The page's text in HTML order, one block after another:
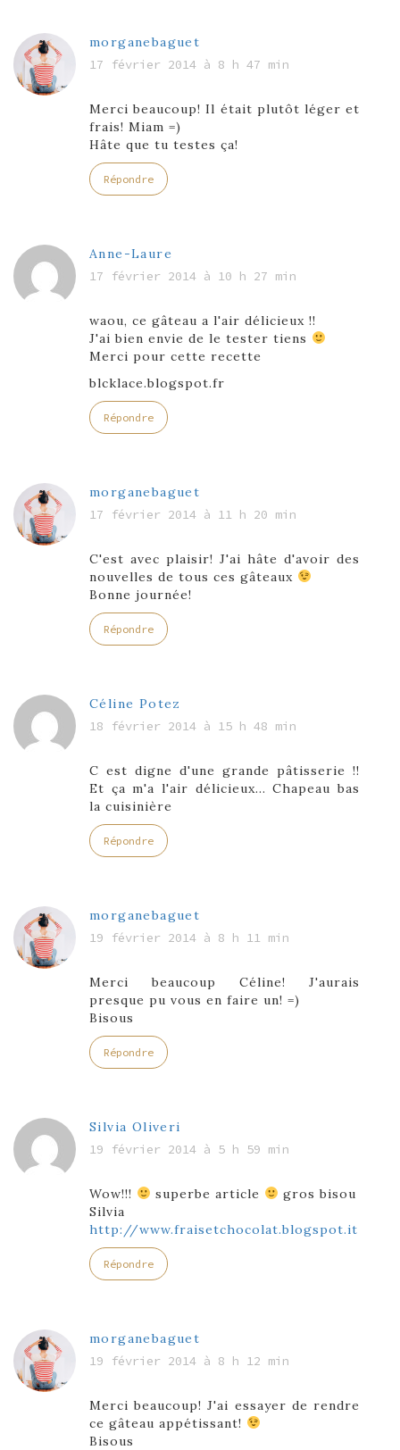
morganebaguet
17 février 2014 à 8 h 47 min
Merci beaucoup! Il était plutôt léger et
frais! Miam =)
Hâte que tu testes ça!
Répondre
Anne-Laure
17 février 2014 à 10 h 27 min
waou, ce gâteau a l'air délicieux !!
J'ai bien envie de le tester tiens
Merci pour cette recette
blcklace.blogspot.fr
Répondre
morganebaguet
17 février 2014 à 11 h 20 min
C'est avec plaisir! J'ai hâte d'avoir des
nouvelles de tous ces gâteaux
Bonne journée!
Répondre
Céline Potez
18 février 2014 à 15 h 48 min
C est digne d'une grande pâtisserie !!
Et ça m'a l'air délicieux… Chapeau bas
la cuisinière
Répondre
morganebaguet
19 février 2014 à 8 h 11 min
Merci beaucoup Céline! J'aurais
presque pu vous en faire un! =)
Bisous
Répondre
Silvia Oliveri
19 février 2014 à 5 h 59 min
Wow!!! superbe article
gros bisou
Silvia
http://www.fraisetchocolat.blogspot.it
Répondre
morganebaguet
19 février 2014 à 8 h 12 min
Merci beaucoup! J'ai essayer de rendre
ce gâteau appétissant!
Bisous